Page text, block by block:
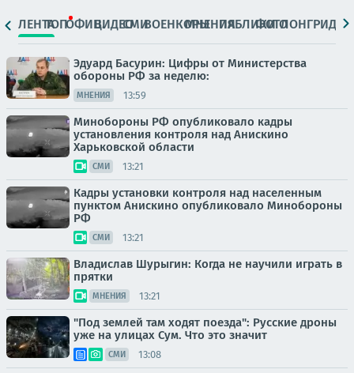
ЛЕНТАТОПОФИЦ.ВИДЕОСМИВОЕНКОРЫМНЕНИЯПАБЛИКИ
ФОТОЛОНГРИДЫ
Эдуард Басурин: Цифры от Министерства
обороны РФ за неделю:
МНЕНИЯ 13:59
Минобороны РФ опубликовало кадры
установления контроля над Анискино
Харьковской области
СМИ 13:21
Кадры установки контроля над населенным
пунктом Анискино опубликовало Минобороны
РФ
СМИ 13:21
Владислав Шурыгин: Когда не научили играть в
прятки
МНЕНИЯ 13:21
"Под землей там ходят поезда": Русские дроны
уже на улицах Сум. Что это значит
СМИ 13:08